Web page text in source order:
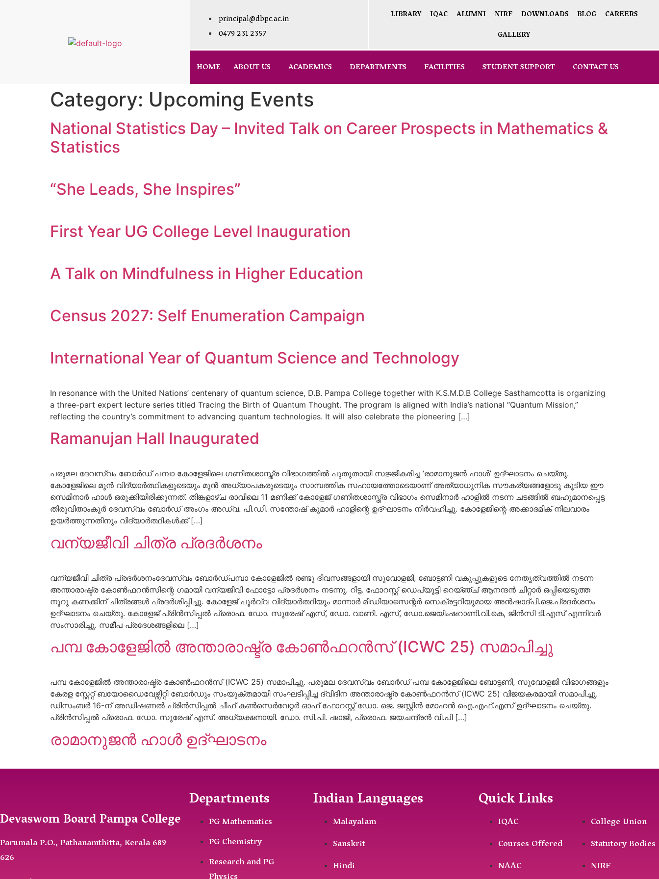
principal@dbpc.ac.in
0479 231 2357
LIBRARY IQAC ALUMNI NIRF DOWNLOADS BLOG
CAREERS
GALLERY
HOME ABOUT US ACADEMICS DEPARTMENTS FACILITIES STUDENT SUPPORT CONTACT US
Category: Upcoming Events
National Statistics Day – Invited Talk on Career Prospects in Mathematics &
Statistics
“She Leads, She Inspires”
First Year UG College Level Inauguration
A Talk on Mindfulness in Higher Education
Census 2027: Self Enumeration Campaign
International Year of Quantum Science and Technology
In resonance with the United Nations’ centenary of quantum science, D.B. Pampa College together with K.S.M.D.B College Sasthamcotta is organizing
a three-part expert lecture series titled Tracing the Birth of Quantum Thought. The program is aligned with India’s national “Quantum Mission,”
reflecting the country’s commitment to advancing quantum technologies. It will also celebrate the pioneering […]
Ramanujan Hall Inaugurated
പരുമല ദേവസ്വം ബോർഡ് പമ്പാ കോളേജിലെ ഗണിതശാസ്ത്ര വിഭാഗത്തിൽ പുതുതായി സജ്ജീകരിച്ച ‘രാമാനുജൻ ഹാൾ’ ഉദ്ഘാടനം ചെയ്തു.
കോളേജിലെ മുൻ വിദ്യാർത്ഥികളുടെയും മുൻ അധ്യാപകരുടെയും സാമ്പത്തിക സഹായത്തോടെയാണ് അത്യാധുനിക സൗകര്യങ്ങളോടു കൂടിയ ഈ
സെമിനാർ ഹാൾ ഒരുക്കിയിരിക്കുന്നത്. തിങ്കളാഴ്ച രാവിലെ 11 മണിക്ക് കോളേജ് ഗണിതശാസ്ത്ര വിഭാഗം സെമിനാർ ഹാളിൽ നടന്ന ചടങ്ങിൽ ബഹുമാനപ്പെട്ട
തിരുവിതാംകൂർ ദേവസ്വം ബോർഡ് അംഗം അഡ്വ. പി.ഡി. സന്തോഷ് കുമാർ ഹാളിന്റെ ഉദ്ഘാടനം നിർവഹിച്ചു. കോളേജിന്റെ അക്കാദമിക് നിലവാരം
ഉയർത്തുന്നതിനും വിദ്യാർത്ഥികൾക്ക് […]
വന്യജീവി ചിത്ര പ്രദർശനം
വന്യജീവി ചിത്ര പ്രദർശനംദേവസ്വം ബോർഡ്പമ്പാ കോളേജിൽ രണ്ടു ദിവസങ്ങളായി സുവോളജി, ബോട്ടണി വകുപ്പുകളുടെ നേതൃത്വത്തിൽ നടന്ന
അന്താരാഷ്ട്ര കോൺഫറൻസിന്റെ ഗമായി വന്യജീവി ഫോട്ടോ പ്രദർശനം നടന്നു. റിട്ട. ഫോറസ്റ്റ് ഡെപ്യൂട്ടി റെയ്ഞ്ച് ആനന്ദൻ ചിറ്റാർ ഒപ്പിയെടുത്ത
നൂറു കണക്കിന് ചിത്രങ്ങൾ പ്രദർശിപ്പിച്ചു. കോളേജ് പൂർവ്വ വിദ്യാർത്ഥിയും മാന്നാർ മീഡിയാസെന്റർ സെക്രട്ടറിയുമായ അൻഷാദ്പി.ജെ.പ്രദർശനം
ഉദ്ഘാടനം ചെയ്തു. കോളേജ് പ്രിൻസിപ്പൽ പ്രൊഫ. ഡോ. സുരേഷ് എസ്, ഡോ. വാണി. എസ്, ഡോ.ജെയിംഷറാണി.വി.കെ, ജിൻസി ടി.എസ് എന്നിവർ
സംസാരിച്ചു. സമീപ പ്രദേശങ്ങളിലെ […]
പമ്പ കോളേജിൽ അന്താരാഷ്ട്ര കോൺഫറൻസ് (ICWC 25) സമാപിച്ചു
പമ്പ കോളേജിൽ അന്താരാഷ്ട്ര കോൺഫറൻസ് (ICWC 25) സമാപിച്ചു. പരുമല ദേവസ്വം ബോർഡ് പമ്പ കോളേജിലെ ബോട്ടണി, സുവോളജി വിഭാഗങ്ങളും
കേരള സ്റ്റേറ്റ് ബയോഡൈവേഴ്സിറ്റി ബോർഡും സംയുക്തമായി സംഘടിപ്പിച്ച ദ്വിദിന അന്താരാഷ്ട്ര കോൺഫറൻസ് (ICWC 25) വിജയകരമായി സമാപിച്ചു.
ഡിസംബർ 16-ന് അഡിഷണൽ പ്രിൻസിപ്പൽ ചീഫ് കൺസെർവേറ്റർ ഓഫ് ഫോറസ്റ്റ് ഡോ. ജെ. ജസ്റ്റിൻ മോഹൻ ഐ.എഫ്.എസ് ഉദ്ഘാടനം ചെയ്തു.
പ്രിൻസിപ്പൽ പ്രൊഫ. ഡോ. സുരേഷ് എസ്. അധ്യക്ഷനായി. ഡോ. സി.പി. ഷാജി, പ്രൊഫ. ജയചന്ദ്രൻ വി.പി […]
രാമാനുജൻ ഹാൾ ഉദ്ഘാടനം
Devaswom Board Pampa College
Parumala P.O., Pathanamthitta, Kerala 689
626
Departments
PG Mathematics
PG Chemistry
Research and PG
Indian Languages
Malayalam
Sanskrit
Hindi
Quick Links
IQAC
Courses Offered
NAAC
College Union
Statutory Bodies
NIRF